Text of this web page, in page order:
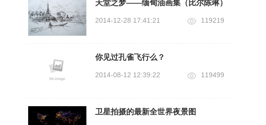
天堂之梦——缅甸油画集（比尔陈琳）
2014-12-28 17:41:21 119219
你见过孔雀飞行么？
2014-08-12 12:39:22 119499
卫星拍摄的最新全世界夜景图